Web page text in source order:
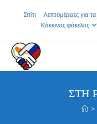
Σπίτι Λεπτομέρειες για
Κόκκινος φάκελος
ΣΤΗ
>